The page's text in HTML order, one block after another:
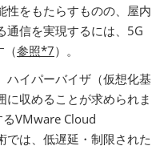
性をもたらすものの、屋内
通信を実現するには、5G
（参照*7）。
ハイパーバイザ（仮想化基
収めることが求められま
VMware Cloud
は、低遅延・制限された